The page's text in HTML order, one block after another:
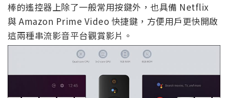
棒的遙控器上除了一般常用按鍵外，也具備 Netflix
與 Amazon Prime Video 快捷鍵，方便用戶更快開啟
這兩種串流影音平台觀賞影片。